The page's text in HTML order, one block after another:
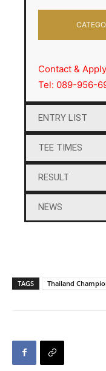
Contact &
Tel: 089-956-
ENTRY LIST
TEE TIMES
RESULT
NEWS
TAGS Thailand